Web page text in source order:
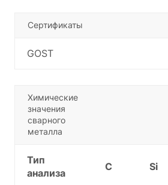
Сертификаты
GOST
Химические
значения
сварного
металла
Тип
анализа
C Si